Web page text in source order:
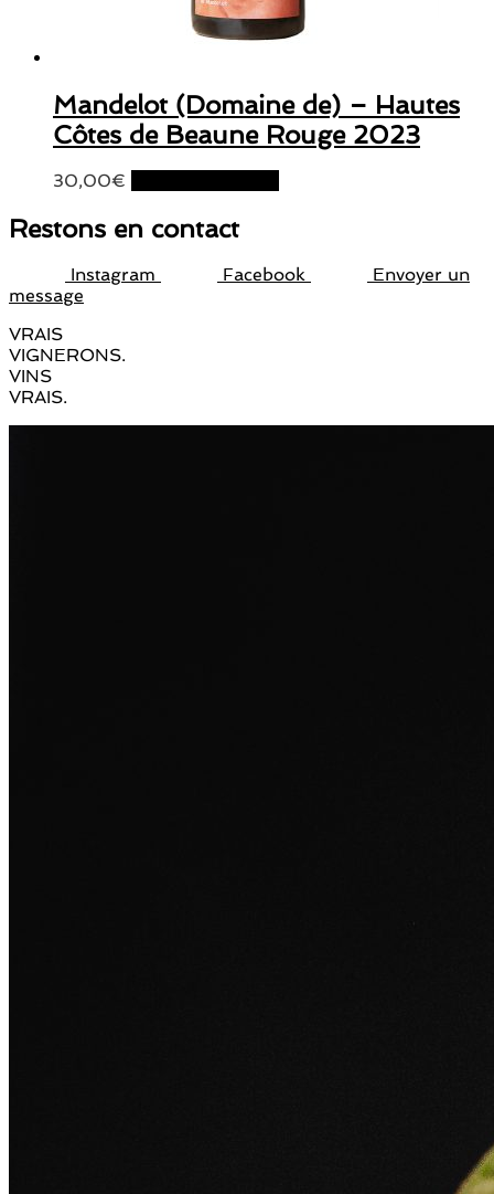
Mandelot (Domaine de) – Hautes
Côtes de Beaune Rouge 2023
30,00€
Restons en contact
Instagram Facebook
Envoyer un
message
VRAIS
VIGNERONS.
VINS
VRAIS.